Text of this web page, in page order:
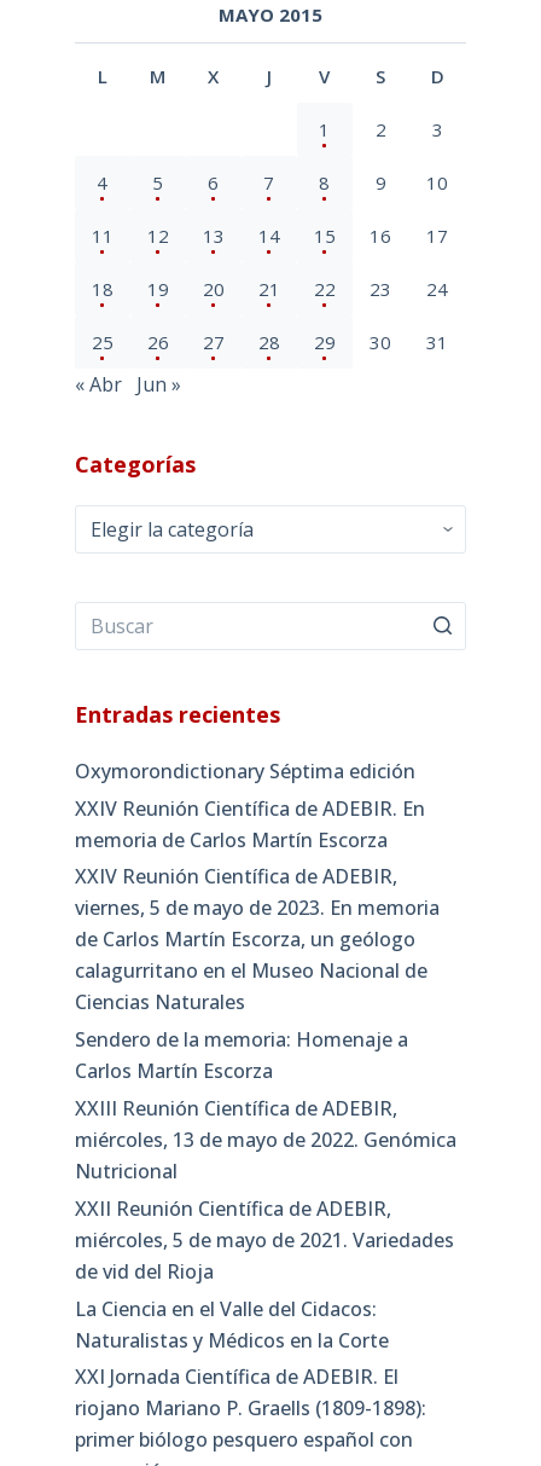
MAYO 2015
L M X J V S D
1 2 3
4 5 6 7 8 9 10
11 12 13 14 15 16 17
18 19 20 21 22 23 24
25 26 27 28 29 30 31
« Abr Jun »
Categorías
Categorías
Entradas recientes
Oxymorondictionary Séptima edición
XXIV Reunión Científica de ADEBIR. En
memoria de Carlos Martín Escorza
XXIV Reunión Científica de ADEBIR,
viernes, 5 de mayo de 2023. En memoria
de Carlos Martín Escorza, un geólogo
calagurritano en el Museo Nacional de
Ciencias Naturales
Sendero de la memoria: Homenaje a
Carlos Martín Escorza
XXIII Reunión Científica de ADEBIR,
miércoles, 13 de mayo de 2022. Genómica
Nutricional
XXII Reunión Científica de ADEBIR,
miércoles, 5 de mayo de 2021. Variedades
de vid del Rioja
La Ciencia en el Valle del Cidacos:
Naturalistas y Médicos en la Corte
XXI Jornada Científica de ADEBIR. El
riojano Mariano P. Graells (1809-1898):
primer biólogo pesquero español con